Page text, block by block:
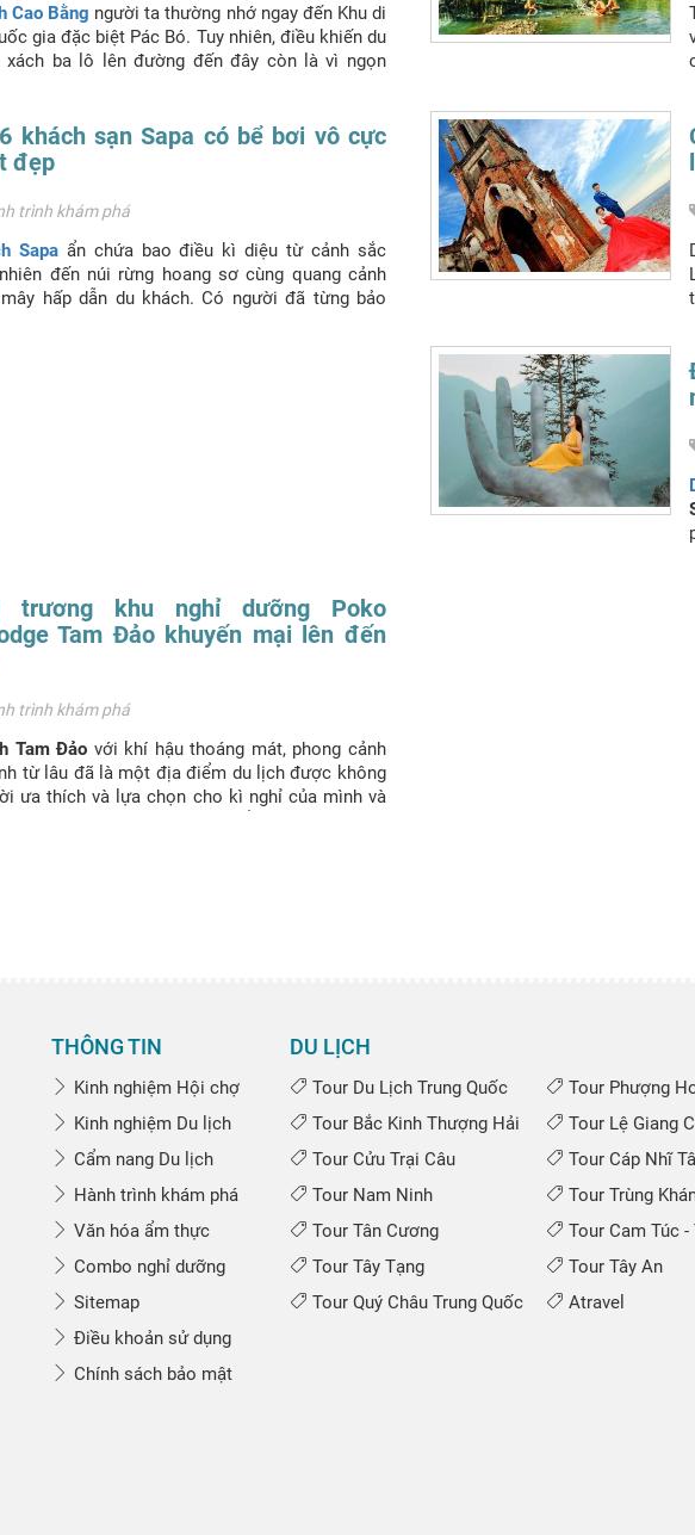
Cao Bằng người ta thường nhớ ngay đến Khu di
gia đặc biệt Pác Bó. Tuy nhiên, điều khiến du
xách ba lô lên đường đến đây còn là vì ngọn
khách sạn Sapa có bể bơi vô cực
đẹp
trình khám phá
Sapaẩn chứa bao điều kì diệu từ cảnh sắc
đến núi rừng hoang sơ cùng quang cảnh
hấp dẫn du khách. Có người đã từng bảo
trương khu nghỉ dưỡng Poko
Tam Đảo khuyến mại lên đến
trình khám phá
Tam Đảo với khí hậu thoáng mát, phong cảnh
từ lâu đã là một địa điểm du lịch được không
ưa thích và lựa chọn cho kì nghỉ của mình và
THÔNG TIN
Kinh nghiệm Hội chợ
Kinh nghiệm Du lịch
Cẩm nang Du lịch
Hành trình khám phá
Văn hóa ẩm thực
Combo nghỉ dưỡng
Sitemap
Điều khoản sử dụng
Chính sách bảo mật
DU LỊCH
Tour Du Lịch Trung Quốc
Tour Phượng
Tour Bắc Kinh Thượng Hải
Tour Lệ Giang
Tour Cửu Trại Câu
Tour Cáp Nhĩ
Tour Nam Ninh
Tour Trùng
Tour Tân Cương
Tour Cam Túc -
Tour Tây Tạng
Tour Tây An
Tour Quý Châu Trung Quốc
Atravel